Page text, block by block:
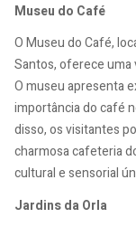
Museu do Café
O Museu do Café,
Santos, oferece uma
O museu apresenta
importância do café
disso, os visitantes
charmosa cafeteria
cultural e sensorial
Jardins da Orla